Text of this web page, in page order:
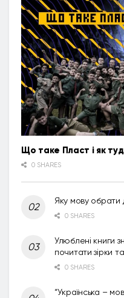
Що таке Пласт і як
0 SHARES
Яку мову обрати
0 SHARES
Улюблені книги
почитати зірки та
0 SHARES
“Українська –